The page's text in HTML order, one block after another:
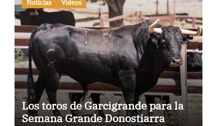
Noticias Vídeos
Los toros de Garcigrande para la
Semana Grande Donostiarra